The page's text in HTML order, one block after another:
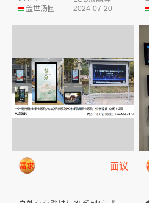
盖世汤圆
2024-07-20
面议